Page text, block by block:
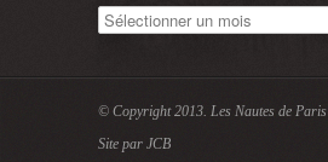
Archives
© Copyright 2013. Les Nautes de Paris
Site par JCB